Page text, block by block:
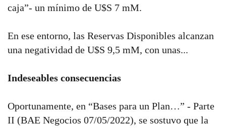
caja”- un mínimo de U$S 7 mM.
En ese entorno, las Reservas Disponibles alcanzan
una negatividad de U$S 9,5 mM, con unas...
Indeseables consecuencias
Oportunamente, en “Bases para un Plan…” - Parte
II (BAE Negocios 07/05/2022), se sostuvo que la